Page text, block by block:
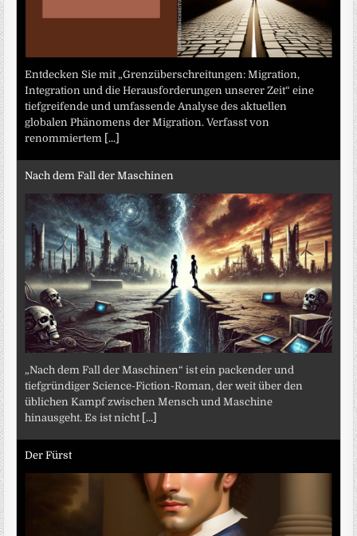
Entdecken Sie mit „Grenzüberschreitungen: Migration,
Integration und die Herausforderungen unserer Zeit“ eine
tiefgreifende und umfassende Analyse des aktuellen
globalen Phänomens der Migration. Verfasst von
renommiertem [...]
Nach dem Fall der Maschinen
„Nach dem Fall der Maschinen“ ist ein packender und
tiefgründiger Science-Fiction-Roman, der weit über den
üblichen Kampf zwischen Mensch und Maschine
hinausgeht. Es ist nicht [...]
Der Fürst